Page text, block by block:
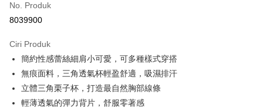
Pengambilan di Kedai Serbaneka
Apple Pay
JKOPAY
Easy Wallet
No. Produk
8039900
Ciri Produk
簡約性感蕾絲細肩小可愛，可多種樣式穿搭
無痕面料，三角透氣杯輕盈舒適，吸濕排汗
立體三角栗子杯，打造最自然胸部線條
輕薄透氣的彈力背片，舒服零著感